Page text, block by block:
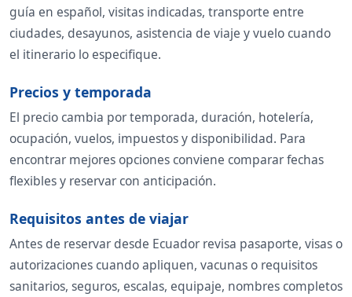
guía en español, visitas indicadas, transporte entre
ciudades, desayunos, asistencia de viaje y vuelo cuando
el itinerario lo especifique.
Precios y temporada
El precio cambia por temporada, duración, hotelería,
ocupación, vuelos, impuestos y disponibilidad. Para
encontrar mejores opciones conviene comparar fechas
flexibles y reservar con anticipación.
Requisitos antes de viajar
Antes de reservar desde Ecuador revisa pasaporte, visas o
autorizaciones cuando apliquen, vacunas o requisitos
sanitarios, seguros, escalas, equipaje, nombres completos